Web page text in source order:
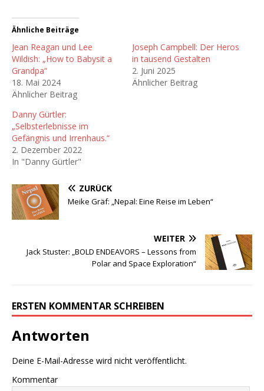
Ähnliche Beiträge
Jean Reagan und Lee
Wildish: „How to Babysit a
Grandpa“
18. Mai 2024
Ähnlicher Beitrag
Joseph Campbell: Der Heros
in tausend Gestalten
2. Juni 2025
Ähnlicher Beitrag
Danny Gürtler:
„Selbsterlebnisse im
Gefängnis und Irrenhaus.“
2. Dezember 2022
In "Danny Gürtler"
ZURÜCK
Meike Gräf: „Nepal: Eine Reise im Leben“
WEITER
Jack Stuster: „BOLD ENDEAVORS – Lessons from
Polar and Space Exploration“
ERSTEN KOMMENTAR SCHREIBEN
Antworten
Deine E-Mail-Adresse wird nicht veröffentlicht.
Kommentar